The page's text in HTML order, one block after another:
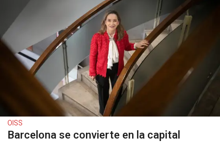
OISS
Barcelona se convierte en la capital